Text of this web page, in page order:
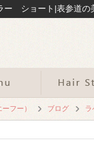
フー） ブログ